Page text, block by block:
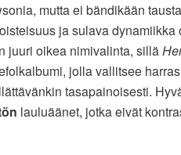
mutta ei bändikään
ja sulava
juuri oikea nimivalinta, sillä
jolla vallitsee
tasapainoisesti.
lauluäänet, jotka eivät